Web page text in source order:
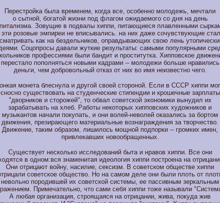
Перестройка была временем, когда все, особенно молодежь, мечтали
о сытной, богатой жизни под флагом ожидаемого со дня на день
Зовущие в подвалы хиппи, питающиеся плавленными
эти розовые эмпиреи не вписывались. на них даже сочувствующие
как на бездельников, оправдывающих свою лень
Соцопросы давали жуткие результаты: самыми популярными
профессиями были бандит и проститутка. Хипповское
перестало пополняться новыми кадрами -- молодежи больше нравились
деньги, чем добровольный отказ от них во имя неизвестно чего.
монета блеснула и другой своей стороной. Если в СССР хиппи
сносно существовать на студенческие стипендии и крошечные зарплаты
"дворников и сторожей", то обвал советской экономики вынудил их
зарабатывать на хлеб. Работы некоторых хипповских художников и
музыкантов начали покупать, и они волей-неволей оказались за бортом
движения, презирающего материальные вознаграждения за творчество.
Движение, таким образом, лишилось мощной подпорки -- громких имен,
привлекавших новообращенных.
Существует несколько исследований быта и нравов хиппи. Все они
в одном:вся знаменитая идеология хиппи построена на
Они отрицают войну, насилие, сексизм. В советском обществе хиппи
советское общество. Но на самом деле они были плоть от
невольно породившей их советской системы, ее пассивным зеркальным
Примечательно, что сами себя хиппи тоже называли
А любая организация, строящаяся на отрицании, жива, покуда жив